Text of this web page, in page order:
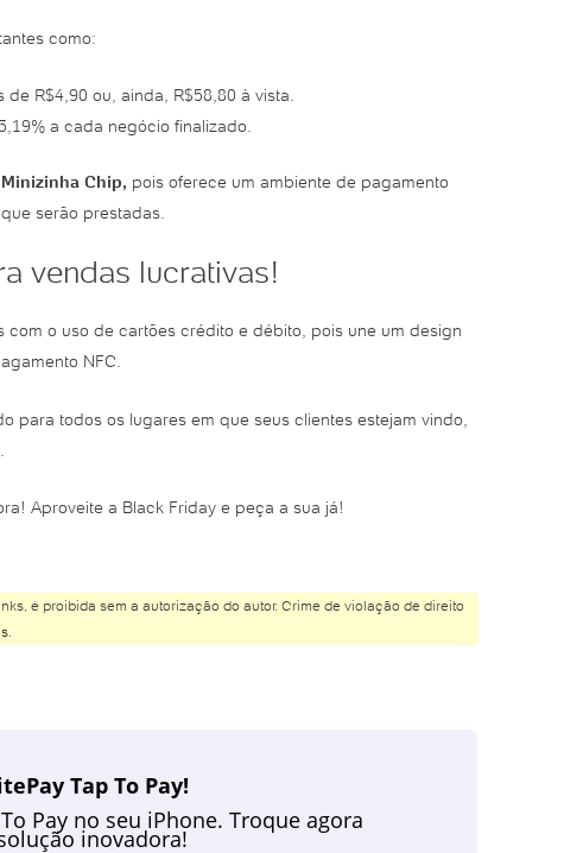
como:
R$4,90 ou, ainda, R$58,80 à vista.
a cada negócio finalizado.
Chip, pois oferece um ambiente de pagamento
serão prestadas.
vendas lucrativas!
o uso de cartões crédito e débito, pois une um design
NFC.
para todos os lugares em que seus clientes estejam vindo,
Aproveite a Black Friday e peça a sua já!
é proibida sem a autorização do autor. Crime de violação de direito
.
Tap To Pay!
Pay no seu iPhone. Troque agora
inovadora!